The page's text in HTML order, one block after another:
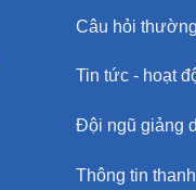
Câu hỏi
Tin tức - hoạt
Đội ngũ giảng
Thông tin